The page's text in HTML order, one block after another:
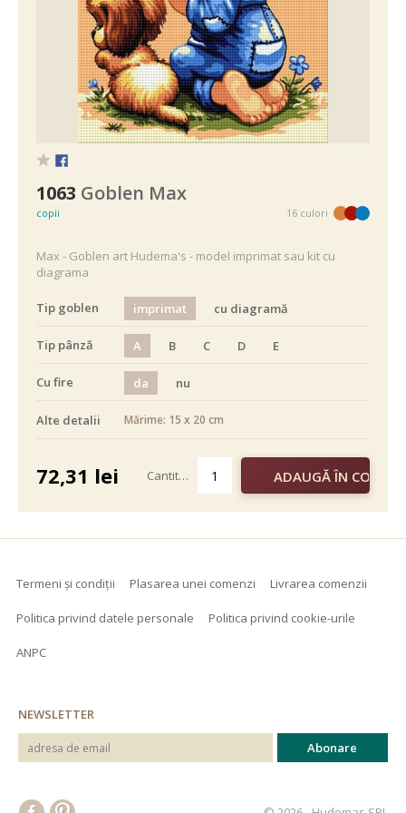
1063 Goblen Max
copii 16 culori
Max - Goblen art Hudema's - model imprimat sau kit cu
diagrama
Tip goblen imprimat cu diagramă
Tip pânză A B C D E
Cu fire da nu
alb negru color
Alte detalii Mărime: 15 x 20 cm
72,31 lei Cantitate
Termeni și condiții Plasarea unei comenzi Livrarea comenzii
Politica privind datele personale Politica privind cookie-urile
ANPC
NEWSLETTER